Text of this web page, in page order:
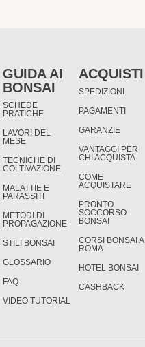
GUIDA AI
BONSAI
SCHEDE
PRATICHE
LAVORI DEL
MESE
TECNICHE DI
COLTIVAZIONE
MALATTIE E
PARASSITI
METODI DI
PROPAGAZIONE
STILI BONSAI
GLOSSARIO
FAQ
VIDEO TUTORIAL
ACQUISTI
SPEDIZIONI
PAGAMENTI
GARANZIE
VANTAGGI PER
CHI ACQUISTA
COME
ACQUISTARE
PRONTO
SOCCORSO
BONSAI
CORSI BONSAI A
ROMA
HOTEL BONSAI
CASHBACK